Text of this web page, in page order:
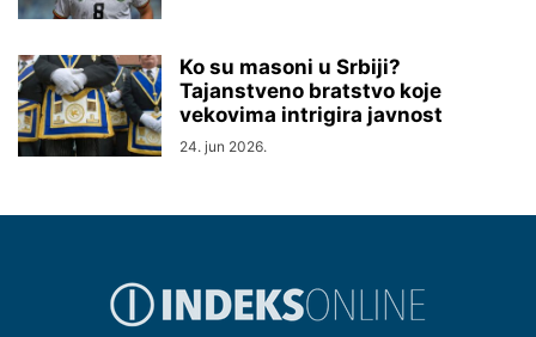
Ko su masoni u Srbiji?
Tajanstveno bratstvo koje
vekovima intrigira javnost
24. jun 2026.